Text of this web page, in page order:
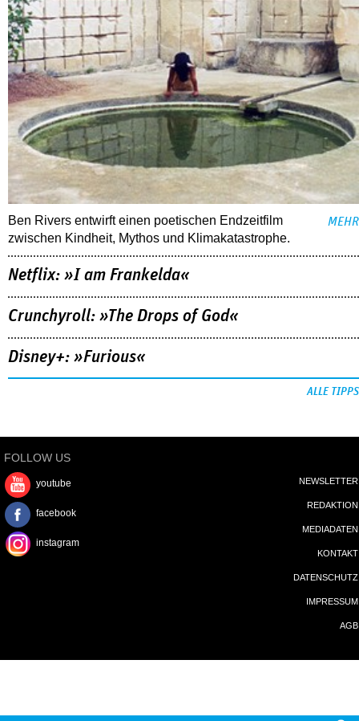
Ben Rivers entwirft einen poetischen Endzeitfilm
zwischen Kindheit, Mythos und Klimakatastrophe.
MEHR
Netflix: »I am Frankelda«
Crunchyroll: »The Drops of God«
Disney+: »Furious«
ALLE TIPPS
FOLLOW US
youtube
facebook
instagram
NEWSLETTER
REDAKTION
MEDIADATEN
KONTAKT
DATENSCHUTZ
IMPRESSUM
AGB